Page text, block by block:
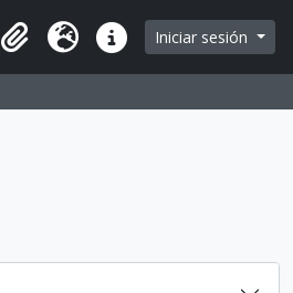
Portapapeles
Idioma Enlaces rápidos
Iniciar sesión